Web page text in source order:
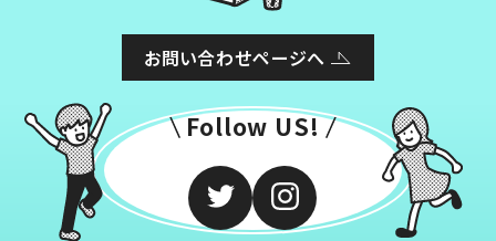
お問い合わせページへ
Follow US!